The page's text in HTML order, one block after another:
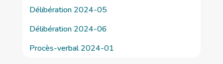
Délibération 2024-05
Délibération 2024-06
Procès-verbal 2024-01